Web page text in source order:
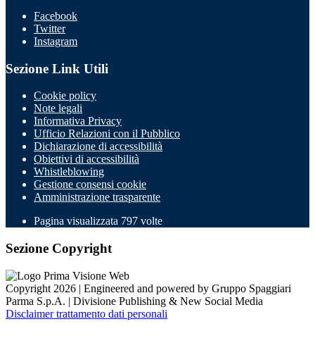
Facebook
Twitter
Instagram
Sezione Link Utili
Cookie policy
Note legali
Informativa Privacy
Ufficio Relazioni con il Pubblico
Dichiarazione di accessibilità
Obiettivi di accessibilità
Whistleblowing
Gestione consensi cookie
Amministrazione trasparente
Pagina visualizzata 797 volte
Sezione Copyright
Copyright 2026 | Engineered and powered by Gruppo Spaggiari
Parma S.p.A. | Divisione Publishing & New Social Media
Disclaimer trattamento dati personali